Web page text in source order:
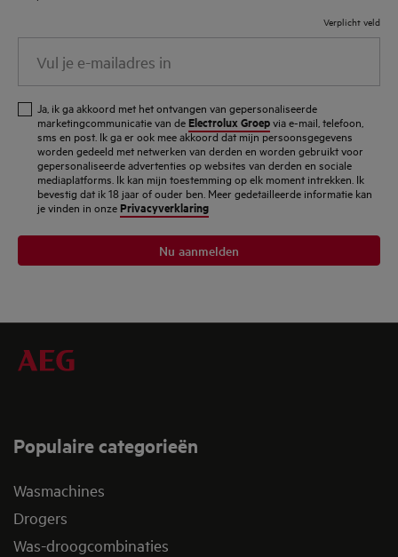
Verplicht veld
mailadres
Ja, ik ga akkoord met het ontvangen van gepersonaliseerde
marketingcommunicatie van de Electrolux Groepvia e-mail, telefoon,
sms en post. Ik ga er ook mee akkoord dat mijn persoonsgegevens
worden gedeeld met netwerken van derden en worden gebruikt voor
gepersonaliseerde advertenties op websites van derden en sociale
mediaplatforms. Ik kan mijn toestemming op elk moment intrekken. Ik
bevestig dat ik 18 jaar of ouder ben. Meer gedetailleerde informatie kan
je vinden in onze Privacyverklaring
Nu aanmelden
Populaire categorieën
Wasmachines
Drogers
Was-droogcombinaties